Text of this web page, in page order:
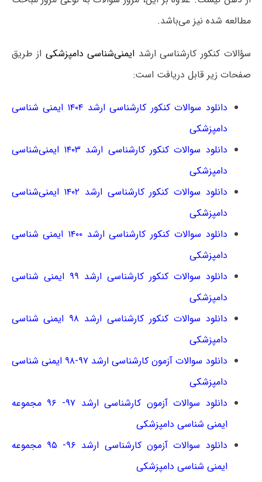
مطالعه‌ شده نیز می‌باشد.
سؤالات کنکور کارشناسی ارشد ایمنی‌شناسی دامپزشکی از طریق
صفحات زیر قابل دریافت است:
دانلود سوالات کنکور کارشناسی ارشد ۱۴۰۴ ایمنی شناسی
دامپزشکی
دانلود سوالات کنکور کارشناسی ارشد ۱۴۰۳ ایمنی‌شناسی
دامپزشکی
دانلود سوالات کنکور کارشناسی ارشد ۱۴۰۲ ایمنی‌شناسی
دامپزشکی
دانلود سوالات کنکور کارشناسی ارشد ۱۴۰۰ ایمنی شناسی
دامپزشکی
دانلود سوالات کنکور کارشناسی ارشد ۹۹ ایمنی شناسی
دامپزشکی
دانلود سوالات کنکور کارشناسی ارشد ۹۸ ایمنی شناسی
دامپزشکی
دانلود سوالات آزمون کارشناسی ارشد ۹۷-۹۸ ایمنی شناسی
دامپزشکی
دانلود سوالات آزمون کارشناسی ارشد ۹۷- ۹۶ مجموعه
ایمنی شناسی دامپزشکی
دانلود سوالات آزمون کارشناسی ارشد ۹۶- ۹۵ مجموعه
ایمنی شناسی دامپزشکی